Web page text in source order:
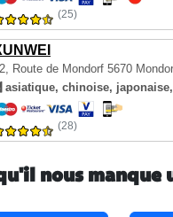
(25)
Route de Mondorf 5670
asiatique, chinoise,
(28)
nous manque